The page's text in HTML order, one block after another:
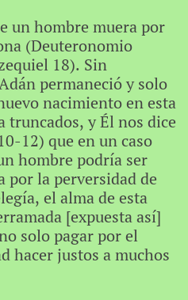
un hombre muera por
(Deuteronomio
18). Sin
permaneció y solo
nacimiento en esta
truncados, y Él nos dice
12) que en un caso
hombre podría ser
la perversidad de
el alma de esta
[expuesta así]
solo pagar por el
hacer justos a muchos